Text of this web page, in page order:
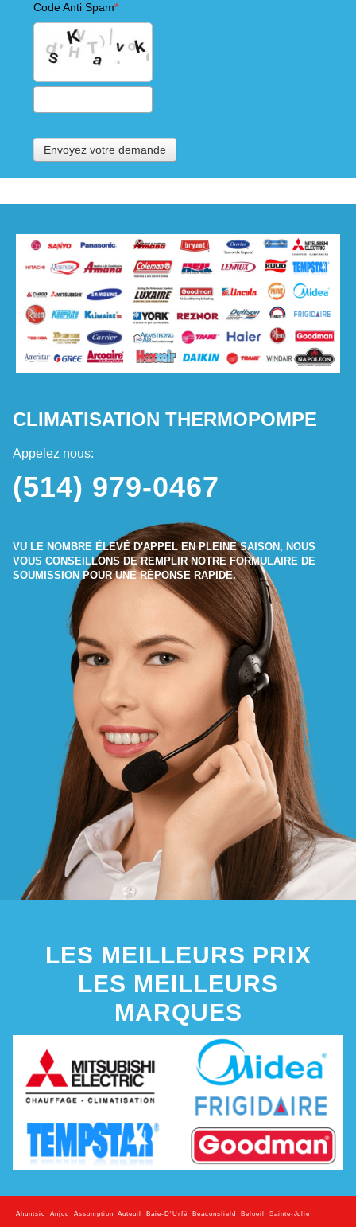
Code Anti Spam
Envoyez votre demande
LES MEILLEURS PRIX
LES MEILLEURS
MARQUES
CLIMATISATION THERMOPOMPE
Appelez nous:
(514) 979-0467
VU LE NOMBRE ÉLEVÉ D'APPEL EN PLEINE SAISON, NOUS
VOUS CONSEILLONS DE REMPLIR NOTRE FORMULAIRE DE
SOUMISSION POUR UNE RÉPONSE RAPIDE.
Ahuntsic, Anjou, Assomption,Auteuil, Baie-D'Urfé, Beaconsfield , Beloeil , Sainte-Julie,